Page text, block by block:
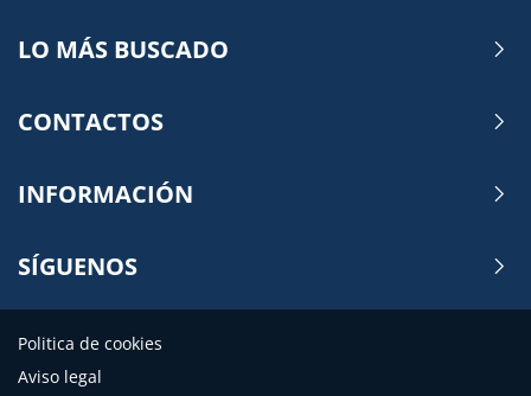
LO MÁS BUSCADO
CONTACTOS
INFORMACIÓN
SÍGUENOS
Politica de cookies
Aviso legal